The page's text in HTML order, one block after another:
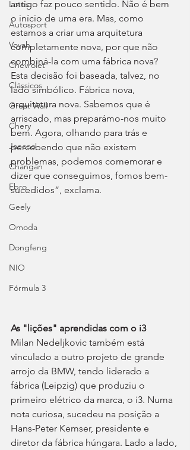
Lotus
Autosport
Voyah
Chevrolet
Clássicos
Great Wall
Chery
Jaecoo
Changan
Ebro
Geely
Omoda
Dongfeng
NIO
Fórmula 3
antigo faz pouco sentido. Não é bem
o início de uma era. Mas, como
estamos a criar uma arquitetura
completamente nova, por que não
combiná-la com uma fábrica nova?
Esta decisão foi baseada, talvez, no
lado simbólico. Fábrica nova,
arquitetura nova. Sabemos que é
arriscado, mas preparámo-nos muito
bem. Agora, olhando para trás e
percebendo que não existem
problemas, podemos comemorar e
dizer que conseguimos, fomos bem-
sucedidos”, exclama.
As "lições" aprendidas com o i3
Milan Nedeljkovic também está
vinculado a outro projeto de grande
arrojo da BMW, tendo liderado a
fábrica (Leipzig) que produziu o
primeiro elétrico da marca, o i3. Numa
nota curiosa, sucedeu na posição a
Hans-Peter Kemser, presidente e
diretor da fábrica húngara. Lado a lado,